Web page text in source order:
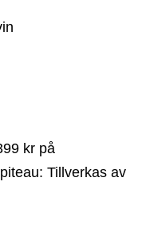
kr på
Tillverkas av